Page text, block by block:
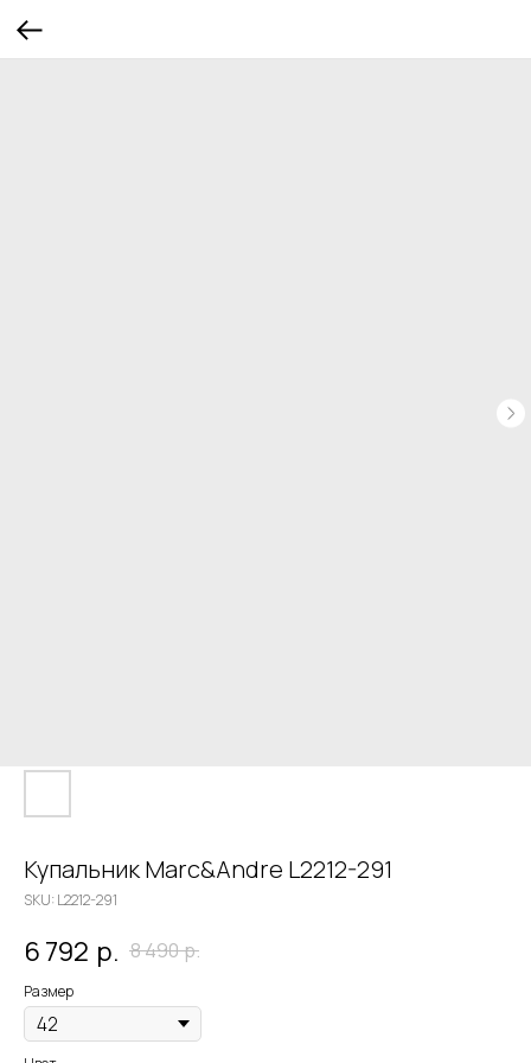
Купальник Marc&Andre L2212-291
SKU: L2212-291
6 792 р. 8 490р.
Размер